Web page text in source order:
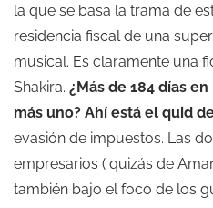
la que se basa la trama de
residencia fiscal de una
musical. Es claramente una
Shakira. ¿Más de 184 días
más uno? Ahí está el quid
evasión de impuestos. Las
empresarios ( quizás de
también bajo el foco de los